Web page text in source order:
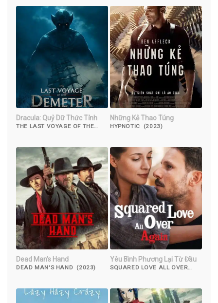
Dracula: Quỷ Dữ Thức Tỉnh
THE LAST VOYAGE OF THE
Những Kẻ Thao Túng
HYPNOTIC (2023)
Dead Man’s Hand
DEAD MAN'S HAND (2023)
Yêu Bình Phương Lại Từ Đầu
SQUARED LOVE ALL OVER